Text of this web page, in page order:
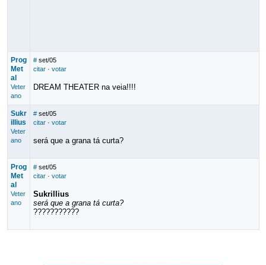
Prog
Met
al
Veter
ano
# set/05
citar· votar
DREAM THEATER na veia!!!!
Sukr
illius
Veter
ano
# set/05
citar· votar
será que a grana tá curta?
Prog
Met
al
Veter
ano
# set/05
citar· votar
Sukrillius
será que a grana tá curta?
???????????